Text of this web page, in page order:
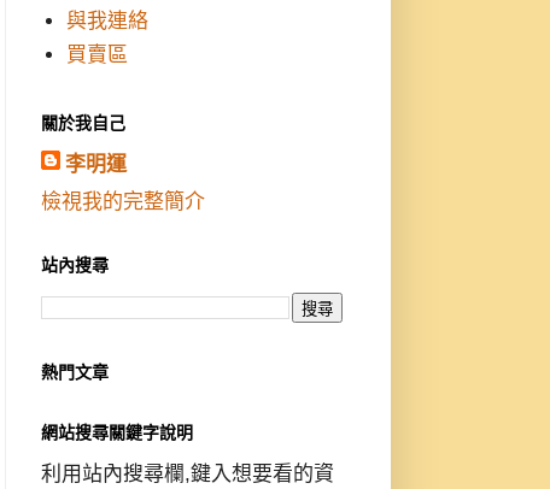
與我連絡
買賣區
關於我自己
李明運
檢視我的完整簡介
站內搜尋
熱門文章
網站搜尋關鍵字說明
利用站內搜尋欄,鍵入想要看的資